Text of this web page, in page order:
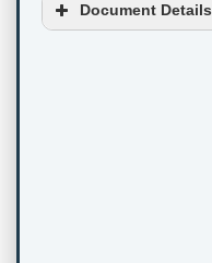
Document Details